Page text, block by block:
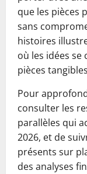
que les pièces
sans
histoires
où les idées
pièces
Pour
consulter les
parallèles qui
2026, et de
présents sur
des analyses